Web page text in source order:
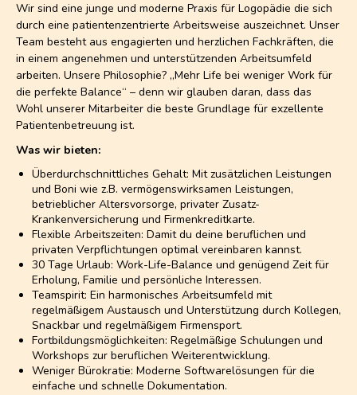
Wir sind eine junge und moderne Praxis für Logopädie die sich
durch eine patientenzentrierte Arbeitsweise auszeichnet. Unser
Team besteht aus engagierten und herzlichen Fachkräften, die
in einem angenehmen und unterstützenden Arbeitsumfeld
arbeiten. Unsere Philosophie? „Mehr Life bei weniger Work für
die perfekte Balance“ – denn wir glauben daran, dass das
Wohl unserer Mitarbeiter die beste Grundlage für exzellente
Patientenbetreuung ist.
Was wir bieten:
Überdurchschnittliches Gehalt: Mit zusätzlichen Leistungen
und Boni wie z.B. vermögenswirksamen Leistungen,
betrieblicher Altersvorsorge, privater Zusatz-
Krankenversicherung und Firmenkreditkarte.
Flexible Arbeitszeiten: Damit du deine beruflichen und
privaten Verpflichtungen optimal vereinbaren kannst.
30 Tage Urlaub: Work-Life-Balance und genügend Zeit für
Erholung, Familie und persönliche Interessen.
Teamspirit: Ein harmonisches Arbeitsumfeld mit
regelmäßigem Austausch und Unterstützung durch Kollegen,
Snackbar und regelmäßigem Firmensport.
Fortbildungsmöglichkeiten: Regelmäßige Schulungen und
Workshops zur beruflichen Weiterentwicklung.
Weniger Bürokratie: Moderne Softwarelösungen für die
einfache und schnelle Dokumentation.